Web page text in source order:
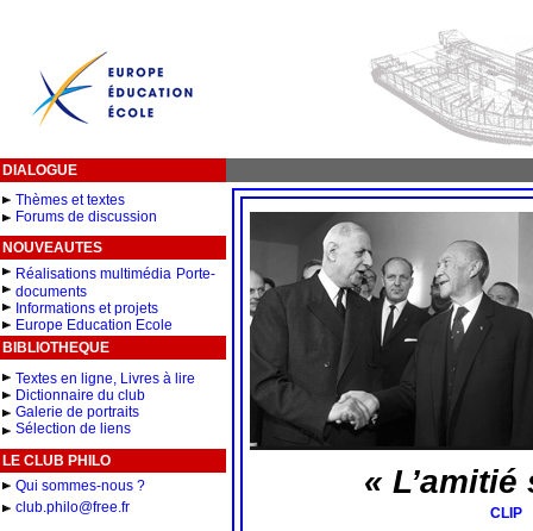
DIALOGUE
Thèmes et textes
Forums de discussion
NOUVEAUTES
Réalisations multimédia Porte-
documents
Informations et projets
Europe Education Ecole
BIBLIOTHEQUE
Textes en ligne, Livres à lire
Dictionnaire du club
Galerie de portraits
Sélection de liens
LE CLUB PHILO
Qui sommes-nous ?
club.philo@free.fr
«
CLIP